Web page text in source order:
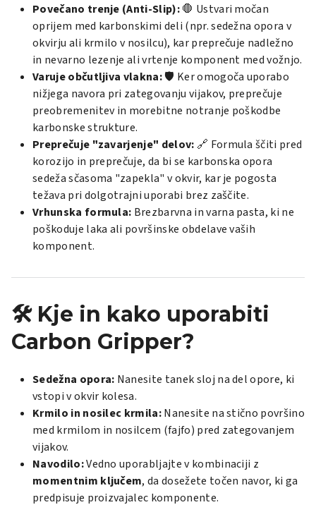
Povečano trenje (Anti-Slip):🛑 Ustvari močan
oprijem med karbonskimi deli (npr. sedežna opora v
okvirju ali krmilo v nosilcu), kar preprečuje nadležno
in nevarno lezenje ali vrtenje komponent med vožnjo.
Varuje občutljiva vlakna:🛡️ Ker omogoča uporabo
nižjega navora pri zategovanju vijakov, preprečuje
preobremenitev in morebitne notranje poškodbe
karbonske strukture.
Preprečuje "zavarjenje" delov: 🔗 Formula ščiti pred
korozijo in preprečuje, da bi se karbonska opora
sedeža sčasoma "zapekla" v okvir, kar je pogosta
težava pri dolgotrajni uporabi brez zaščite.
Vrhunska formula: Brezbarvna in varna pasta, ki ne
poškoduje laka ali površinske obdelave vaših
komponent.
🛠️ Kje in kako uporabiti
Carbon Gripper?
Sedežna opora: Nanesite tanek sloj na del opore, ki
vstopi v okvir kolesa.
Krmilo in nosilec krmila:Nanesite na stično površino
med krmilom in nosilcem (fajfo) pred zategovanjem
vijakov.
Navodilo:Vedno uporabljajte v kombinaciji z
momentnim ključem, da dosežete točen navor, ki ga
predpisuje proizvajalec komponente.